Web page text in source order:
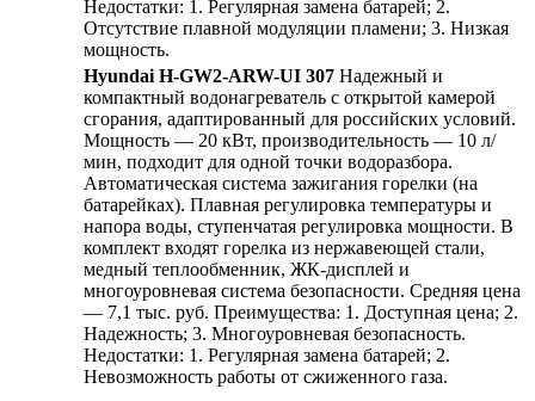
Недостатки: 1. Регулярная замена батарей; 2.
Отсутствие плавной модуляции пламени; 3. Низкая
мощность.
Hyundai H-GW2-ARW-UI 307 Надежный и
компактный водонагреватель с открытой камерой
сгорания, адаптированный для российских условий.
Мощность — 20 кВт, производительность — 10 л/
мин, подходит для одной точки водоразбора.
Автоматическая система зажигания горелки (на
батарейках). Плавная регулировка температуры и
напора воды, ступенчатая регулировка мощности. В
комплект входят горелка из нержавеющей стали,
медный теплообменник, ЖК-дисплей и
многоуровневая система безопасности. Средняя цена
— 7,1 тыс. руб. Преимущества: 1. Доступная цена; 2.
Надежность; 3. Многоуровневая безопасность.
Недостатки: 1. Регулярная замена батарей; 2.
Невозможность работы от сжиженного газа.